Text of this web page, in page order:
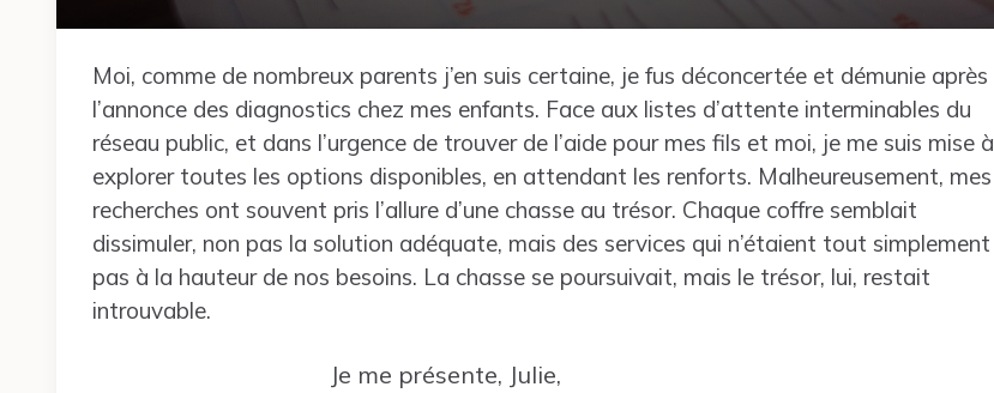
Moi, comme de nombreux parents j’en suis certaine, je fus déconcertée et démunie après
l’annonce des diagnostics chez mes enfants. Face aux listes d’attente interminables du
réseau public, et dans l’urgence de trouver de l’aide pour mes fils et moi, je me suis mise à
explorer toutes les options disponibles, en attendant les renforts. Malheureusement, mes
recherches ont souvent pris l’allure d’une chasse au trésor. Chaque coffre semblait
dissimuler, non pas la solution adéquate, mais des services qui n’étaient tout simplement
pas à la hauteur de nos besoins. La chasse se poursuivait, mais le trésor, lui, restait
introuvable.
Je me présente, Julie,